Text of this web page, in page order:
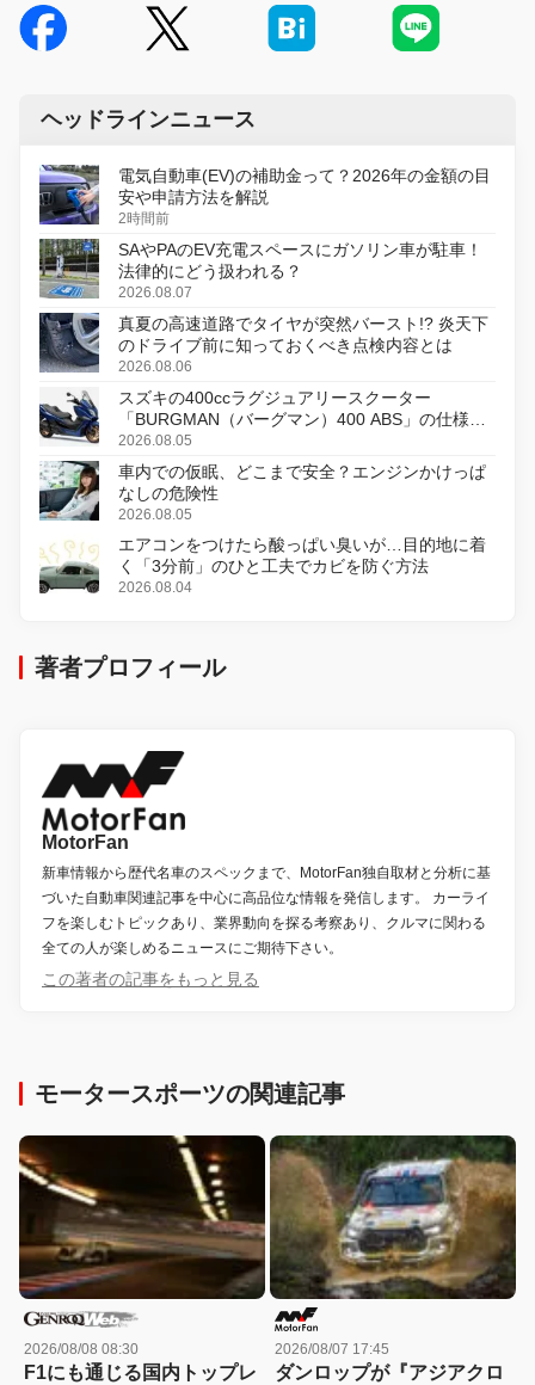
ヘッドラインニュース
電気自動車(EV)の補助金って？2026年の金額の目
安や申請方法を解説
2時間前
SAやPAのEV充電スペースにガソリン車が駐車！
法律的にどう扱われる？
2026.08.07
真夏の高速道路でタイヤが突然バースト!? 炎天下
のドライブ前に知っておくべき点検内容とは
2026.08.06
スズキの400ccラグジュアリースクーター
「BURGMAN（バーグマン）400 ABS」の仕様を
変更し、8月18日に発売
2026.08.05
車内での仮眠、どこまで安全？エンジンかけっぱ
なしの危険性
2026.08.05
エアコンをつけたら酸っぱい臭いが…目的地に着
く「3分前」のひと工夫でカビを防ぐ方法
2026.08.04
著者プロフィール
MotorFan
新車情報から歴代名車のスペックまで、MotorFan独自取材と分析に基
づいた自動車関連記事を中心に高品位な情報を発信します。 カーライ
フを楽しむトピックあり、業界動向を探る考察あり、クルマに関わる
全ての人が楽しめるニュースにご期待下さい。
この著者の記事をもっと見る
モータースポーツの関連記事
2026/08/08 08:30
F1にも通じる国内トップレ
2026/08/07 17:45
ダンロップが『アジアクロ